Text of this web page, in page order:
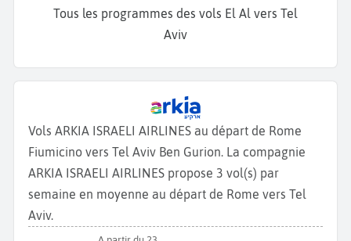
Tous les programmes des vols El Al vers Tel
Aviv
Vols ARKIA ISRAELI AIRLINES au départ de Rome
Fiumicino vers Tel Aviv Ben Gurion. La compagnie
ARKIA ISRAELI AIRLINES propose 3 vol(s) par
semaine en moyenne au départ de Rome vers Tel
Aviv.